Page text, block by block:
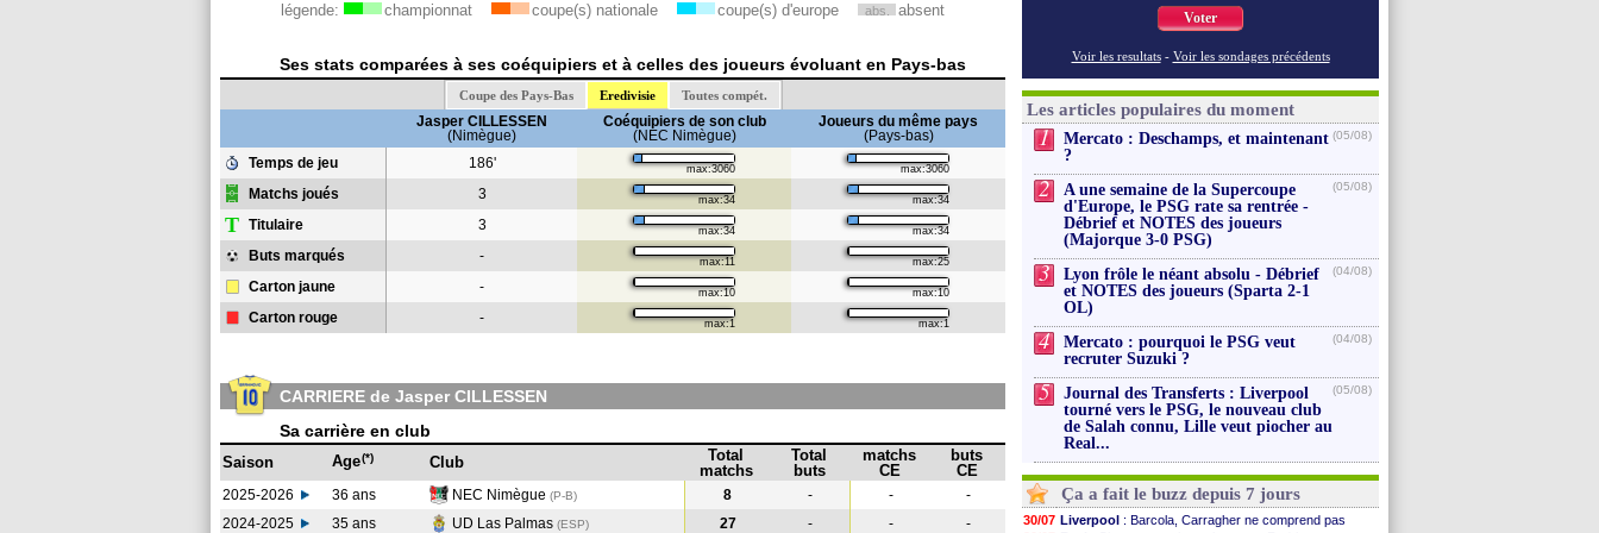
légende: championnat coupe(s) nationale coupe(s) d'europe abs. absent
Ses stats comparées à ses coéquipiers et à celles des joueurs évoluant en Pays-bas
Coupe des Pays-Bas Eredivisie Toutes compét.
Jasper CILLESSEN
(Nimègue)
Coéquipiers de son club
(NEC Nimègue)
Joueurs du même pays
(Pays-bas)
Temps de jeu
186' max:3060 max:3060
Matchs joués 3 max:34 max:34
T Titulaire 3 max:34 max:34
Buts marqués - max:11 max:25
Carton jaune - max:10 max:10
Carton rouge - max:1 max:1
CARRIERE de Jasper CILLESSEN
Sa carrière en club
Saison Age(*) Club
Total
matchs
Total
buts
matchs
CE
buts
CE
2025-2026 36 ans NEC Nimègue (P-B) 8 - -
-
2024-2025
35 ans UD Las Palmas (ESP) 27 - -
-
Voter
Voir les resultats - Voir les sondages précédents
Les articles populaires du moment
1
Mercato : Deschamps, et maintenant
?
(05/08)
2
A une semaine de la Supercoupe
d'Europe, le PSG rate sa rentrée -
Débrief et NOTES des joueurs
(Majorque 3-0 PSG)
(05/08)
3
Lyon frôle le néant absolu - Débrief
et NOTES des joueurs (Sparta 2-1
OL)
(04/08)
4
Mercato : pourquoi le PSG veut
recruter Suzuki ?
(04/08)
5
Journal des Transferts : Liverpool
tourné vers le PSG, le nouveau club
de Salah connu, Lille veut piocher au
Real...
(05/08)
Ça a fait le buzz depuis 7 jours
30/07 Liverpool : Barcola, Carragher ne comprend pas